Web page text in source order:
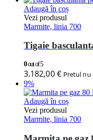
Adaugă în coș
Vezi produsul
Marmite, linia 700
Tigaie
0out of 5
3.182,00€ Pretul nu
9%
Adaugă în coș
Vezi produsul
Marmite, linia 700